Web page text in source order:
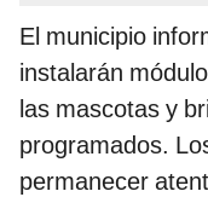
El municipio
instalarán
las mascotas y
programados.
permanecer